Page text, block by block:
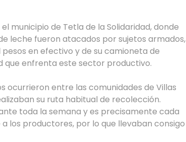
municipio de Tetla de la Solidaridad, donde
leche fueron atacados por sujetos armados,
en efectivo y de su camioneta de
que enfrenta este sector productivo.
ocurrieron entre las comunidades de Villas
su ruta habitual de recolección.
toda la semana y es precisamente cada
los productores, por lo que llevaban consigo